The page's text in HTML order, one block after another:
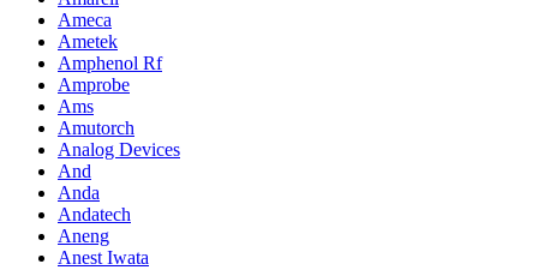
Ameca
Ametek
Amphenol Rf
Amprobe
Ams
Amutorch
Analog Devices
And
Anda
Andatech
Aneng
Anest Iwata